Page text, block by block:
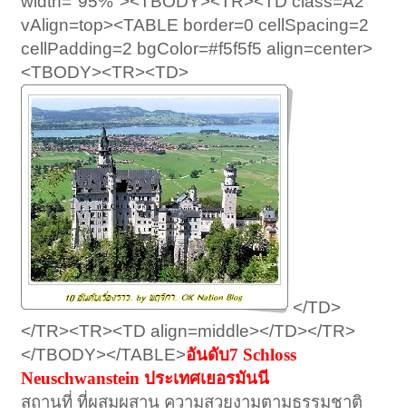
vAlign=top><TABLE border=0 cellSpacing=2
cellPadding=2 bgColor=#f5f5f5 align=center>
<TBODY><TR><TD>
</TD>
</TR><TR><TD align=middle></TD></TR>
</TBODY></TABLE>อันดับ7 Schloss
Neuschwanstein ประเทศเยอรมันนี
สถานที่ ที่ผสมผสาน ความสวยงามตามธรรมชาติ